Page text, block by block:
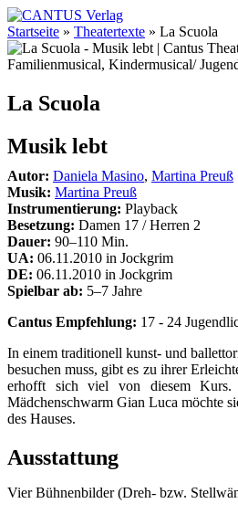
Startseite » Theatertexte » La Scuola
Familienmusical, Kindermusical/
La Scuola
Musik lebt
Autor: Daniela Masino, Martina Preuß
Musik: Martina Preuß
Instrumentierung: Playback
Besetzung: Damen 17 / Herren 2
Dauer: 90–110 Min.
UA: 06.11.2010 in Jockgrim
DE: 06.11.2010 in Jockgrim
Spielbar ab: 5–7 Jahre
Cantus Empfehlung: 17 - 24
In einem traditionell kunst- und
besuchen muss, gibt es zu ihrer
erhofft sich viel von diesem
Mädchenschwarm Gian Luca möchte
des Hauses.
Ausstattung
Vier Bühnenbilder (Dreh- bzw.